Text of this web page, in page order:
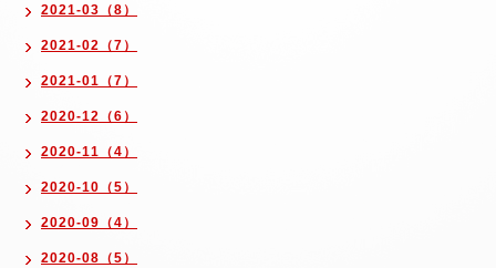
2021-03（8）
2021-02（7）
2021-01（7）
2020-12（6）
2020-11（4）
2020-10（5）
2020-09（4）
2020-08（5）